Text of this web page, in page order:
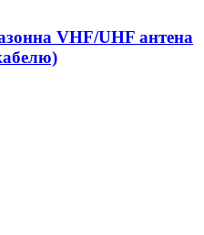
VHF/UHF антена